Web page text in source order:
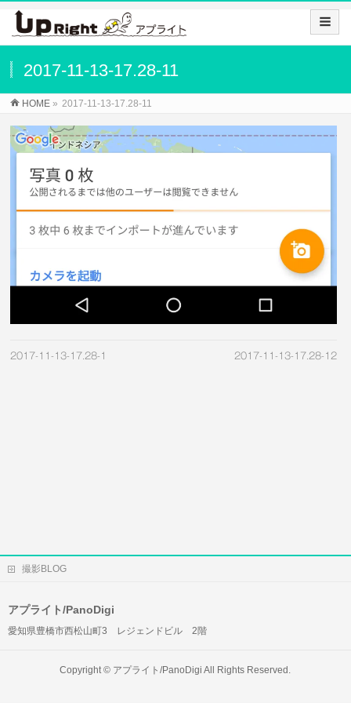
2017-11-13-17.28-11
HOME » 2017-11-13-17.28-11
2017-11-13-17.28-1 2017-11-13-17.28-12
撮影BLOG
アプライト/PanoDigi
愛知県豊橋市西松山町3 レジェンドビル 2階
Copyright © アプライト/PanoDigi All Rights Reserved.